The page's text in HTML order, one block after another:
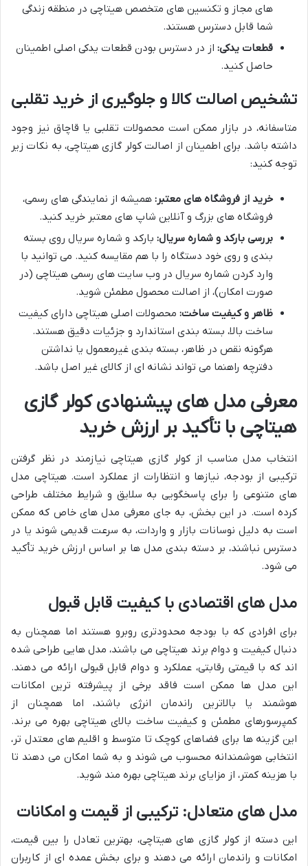
های مجاز و تکنسین های متخصص هیتاچی در منطقه زندگی
شما قابل دسترس هستند.
قطعات یدکی: از در دسترس بودن قطعات یدکی اصلی اطمینان
حاصل کنید.
تشخیص اصالت کالا و جلوگیری از خرید تقلبی
متاسفانه، در بازار ممکن است محصولات تقلبی یا قاچاق نیز وجود
داشته باشد. برای اطمینان از اصالت کولر گازی هیتاچی، به نکات زیر
توجه کنید:
خرید از فروشگاه های معتبر: همیشه از نمایندگی های رسمی،
فروشگاه های بزرگ و آنلاین شاپ های معتبر خرید کنید.
بررسی بارکد و شماره سریال: بارکد و شماره سریال روی بسته
بندی و روی خود دستگاه را با هم مقایسه کنید. می توانید با
وارد کردن شماره سریال در وب سایت های رسمی هیتاچی (در
صورت امکان)، از اصالت محصول مطمئن شوید.
ظاهر و کیفیت ساخت: محصولات اصلی هیتاچی دارای کیفیت
ساخت بالا، بسته بندی استاندارد و جزئیات دقیق هستند.
هرگونه نقص در ظاهر، بسته بندی غیرمعمول یا نداشتن
دفترچه راهنما می تواند نشانه ای از کالای غیر اصل باشد.
معرفی مدل های پیشنهادی کولر گازی
هیتاچی با تأکید بر ارزش خرید
انتخاب مدل مناسب از کولر گازی هیتاچی نیازمند در نظر گرفتن
ترکیبی از بودجه، نیازها و انتظارات از عملکرد است. هیتاچی مدل
های متنوعی را برای پاسخگویی به سلایق و شرایط مختلف طراحی
کرده است. در این بخش، به جای معرفی مدل های خاص که ممکن
است به دلیل نوسانات بازار و واردات، به سرعت قدیمی شوند یا در
دسترس نباشند، بر دسته بندی مدل ها بر اساس ارزش خرید تأکید
می شود.
مدل های اقتصادی با کیفیت قابل قبول
برای افرادی که با بودجه محدودتری روبرو هستند اما همچنان به
دنبال کیفیت و دوام برند هیتاچی می باشند، مدل هایی طراحی شده
اند که با قیمتی رقابتی، عملکرد و دوام قابل قبولی ارائه می دهند.
این مدل ها ممکن است فاقد برخی از پیشرفته ترین امکانات
هوشمند یا بالاترین راندمان انرژی باشند، اما همچنان از
کمپرسورهای مطمئن و کیفیت ساخت بالای هیتاچی بهره می برند.
این گزینه ها برای فضاهای کوچک تا متوسط و اقلیم های معتدل تر،
انتخابی هوشمندانه محسوب می شوند و به شما امکان می دهند تا
با هزینه کمتر، از مزایای برند هیتاچی بهره مند شوید.
مدل های متعادل: ترکیبی از قیمت و امکانات
این دسته از کولر گازی های هیتاچی، بهترین تعادل را بین قیمت،
امکانات و راندمان ارائه می دهند و برای بخش عمده ای از کاربران